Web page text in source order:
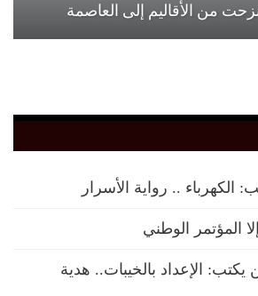
من الأقاليم إلى العاصمة
الكهرباء .. رواية الأسرار
المؤتمر الوطني
الإعداد بالخيبات.. هدية